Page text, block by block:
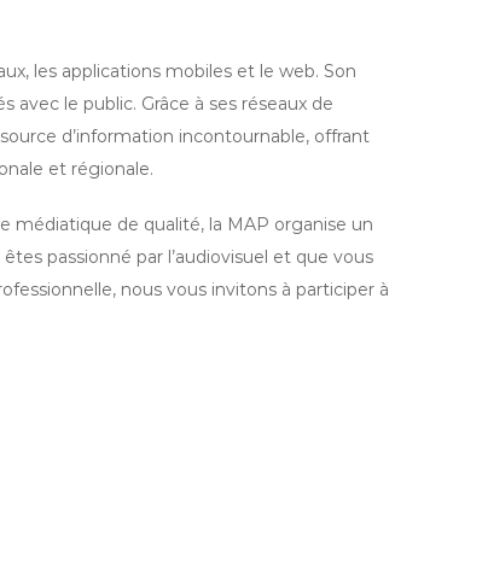
les applications mobiles et le web. Son
le public. Grâce à ses réseaux de
d’information incontournable, offrant
et régionale.
médiatique de qualité, la MAP organise un
passionné par l’audiovisuel et que vous
nous vous invitons à participer à